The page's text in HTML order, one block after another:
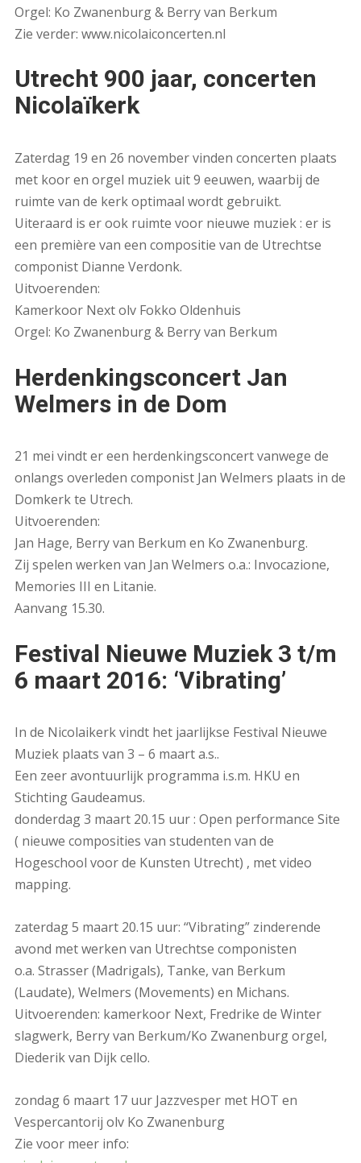
Orgel: Ko Zwanenburg & Berry van Berkum
Zie verder: www.nicolaiconcerten.nl
Utrecht 900 jaar, concerten
Nicolaïkerk
Zaterdag 19 en 26 november vinden concerten plaats
met koor en orgel muziek uit 9 eeuwen, waarbij de
ruimte van de kerk optimaal wordt gebruikt.
Uiteraard is er ook ruimte voor nieuwe muziek : er is
een première van een compositie van de Utrechtse
componist Dianne Verdonk.
Uitvoerenden:
Kamerkoor Next olv Fokko Oldenhuis
Orgel: Ko Zwanenburg & Berry van Berkum
Herdenkingsconcert Jan
Welmers in de Dom
21 mei vindt er een herdenkingsconcert vanwege de
onlangs overleden componist Jan Welmers plaats in de
Domkerk te Utrech.
Uitvoerenden:
Jan Hage, Berry van Berkum en Ko Zwanenburg.
Zij spelen werken van Jan Welmers o.a.: Invocazione,
Memories III en Litanie.
Aanvang 15.30.
Festival Nieuwe Muziek 3 t/m
6 maart 2016: ‘Vibrating’
In de Nicolaikerk vindt het jaarlijkse Festival Nieuwe
Muziek plaats van 3 – 6 maart a.s..
Een zeer avontuurlijk programma i.s.m. HKU en
Stichting Gaudeamus.
donderdag 3 maart 20.15 uur : Open performance Site
( nieuwe composities van studenten van de
Hogeschool voor de Kunsten Utrecht) , met video
mapping.
zaterdag 5 maart 20.15 uur: “Vibrating” zinderende
avond met werken van Utrechtse componisten
o.a. Strasser (Madrigals), Tanke, van Berkum
(Laudate), Welmers (Movements) en Michans.
Uitvoerenden: kamerkoor Next, Fredrike de Winter
slagwerk, Berry van Berkum/Ko Zwanenburg orgel,
Diederik van Dijk cello.
zondag 6 maart 17 uur Jazzvesper met HOT en
Vespercantorij olv Ko Zwanenburg
Zie voor meer info: